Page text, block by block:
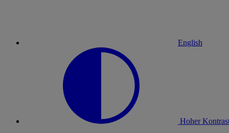
English
Hoher